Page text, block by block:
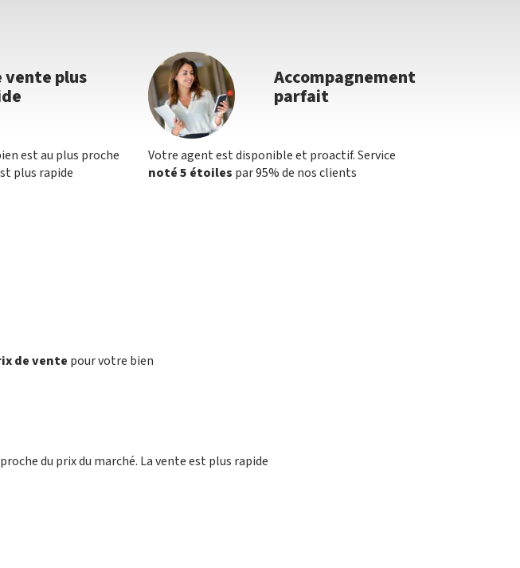
vente plus
est au plus proche
plus rapide
Accompagnement
parfait
Votre agent est disponible et proactif. Service
noté 5 étoiles par 95% de nos clients
de vente pour votre bien
du prix du marché. La vente est plus rapide